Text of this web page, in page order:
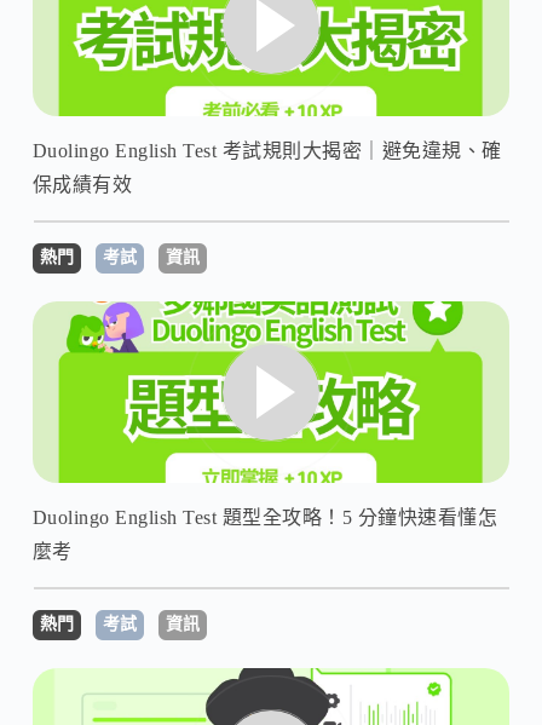
Duolingo English Test 考試規則大揭密｜避免違規、確
保成績有效
熱門 考試 資訊
Duolingo English Test 題型全攻略！5 分鐘快速看懂怎
麼考
熱門 考試 資訊